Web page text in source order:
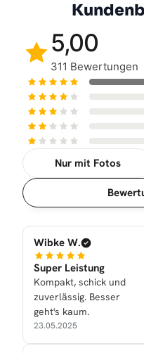
5,00
311 Bewertungen
Nur mit Fotos
Sortierung
Wibke W.
Super Leistung
Kompakt, schick und
zuverlässig. Besser
geht's kaum.
23.05.2025